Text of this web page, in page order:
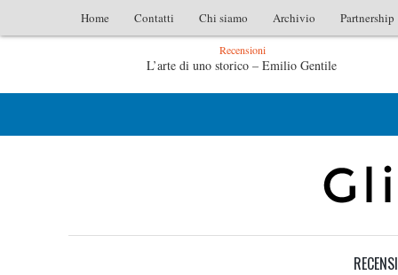
Home Contatti Chi siamo Archivio Partnership
Recensioni
L’arte di uno storico – Emilio Gentile